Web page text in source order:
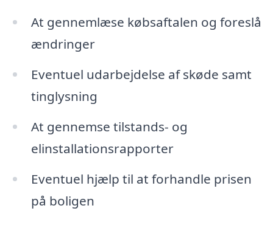
At gennemlæse købsaftalen og foreslå
ændringer
Eventuel udarbejdelse af skøde samt
tinglysning
At gennemse tilstands- og
elinstallationsrapporter
Eventuel hjælp til at forhandle prisen
på boligen